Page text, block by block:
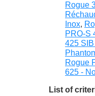
Rogue
Inox,
PRO-S
425
Rogue
625 -
List of